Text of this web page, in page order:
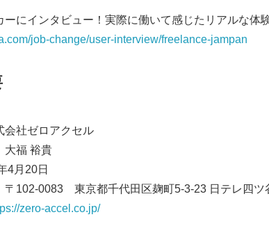
ーにインタビュー！実際に働いて感じたリアルな体
job-change/user-interview/freelance-jampan
社ゼロアクセル
大福 裕貴
4月20日
〒102-0083 東京都千代田区麹町5-3-23 日テレ四ツ
zero-accel.co.jp/